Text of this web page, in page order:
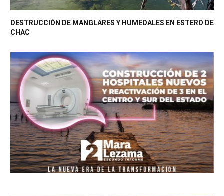
DESTRUCCIÓN DE MANGLARES Y HUMEDALES EN ESTERO DE
CHAC